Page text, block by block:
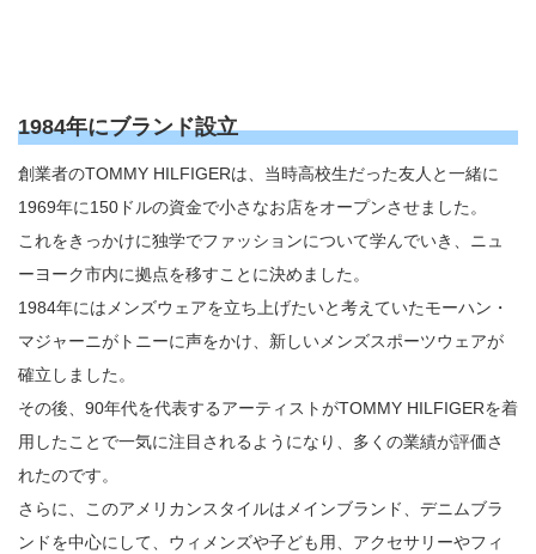
1984年にブランド設立
創業者のTOMMY HILFIGERは、当時高校生だった友人と一緒に
1969年に150ドルの資金で小さなお店をオープンさせました。
これをきっかけに独学でファッションについて学んでいき、ニュ
ーヨーク市内に拠点を移すことに決めました。
1984年にはメンズウェアを立ち上げたいと考えていたモーハン・
マジャーニがトニーに声をかけ、新しいメンズスポーツウェアが
確立しました。
その後、90年代を代表するアーティストがTOMMY HILFIGERを着
用したことで一気に注目されるようになり、多くの業績が評価さ
れたのです。
さらに、このアメリカンスタイルはメインブランド、デニムブラ
ンドを中心にして、ウィメンズや子ども用、アクセサリーやフィ